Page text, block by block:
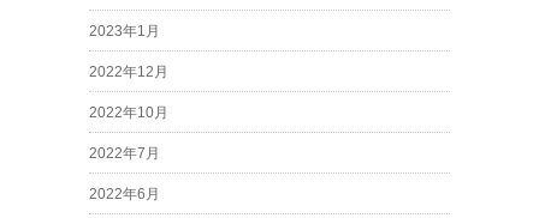
2023年1月
2022年12月
2022年10月
2022年7月
2022年6月